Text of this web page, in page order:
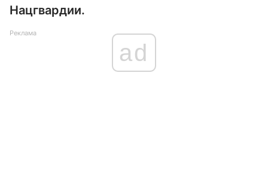
Нацгвардии.
Реклама
ad